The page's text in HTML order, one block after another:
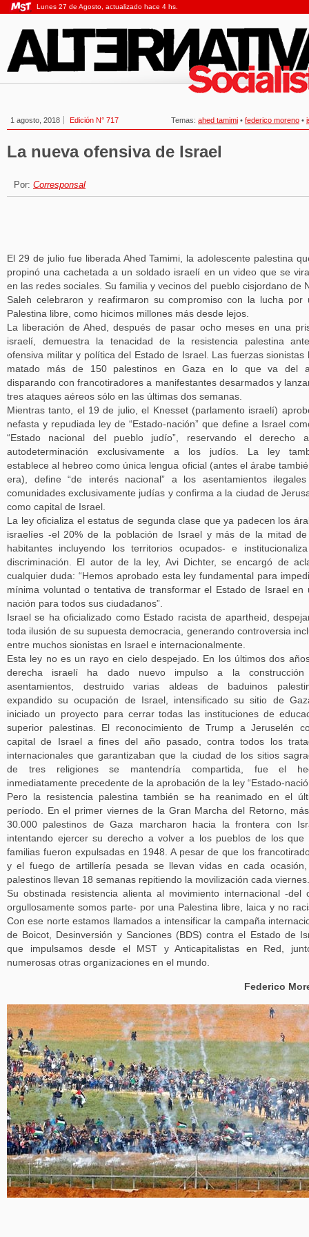
Lunes 27 de Agosto, actualizado hace 4 hs.
1 agosto, 2018 Edición N° 717 Temas: ahed tamimi • federico moreno •
La nueva ofensiva de Israel
Por: Corresponsal
El 29 de julio fue liberada Ahed Tamimi, la adolescente palestina
propinó una cachetada a un soldado israelí en un video que se
en las redes sociales. Su familia y vecinos del pueblo cisjordano de
Saleh celebraron y reafirmaron su compromiso con la lucha por
Palestina libre, como hicimos millones más desde lejos.
La liberación de Ahed, después de pasar ocho meses en una
israelí, demuestra la tenacidad de la resistencia palestina
ofensiva militar y política del Estado de Israel. Las fuerzas sionistas
matado más de 150 palestinos en Gaza en lo que va del
disparando con francotiradores a manifestantes desarmados y
tres ataques aéreos sólo en las últimas dos semanas.
Mientras tanto, el 19 de julio, el Knesset (parlamento israelí)
nefasta y repudiada ley de “Estado-nación” que define a Israel
“Estado nacional del pueblo judío”, reservando el derecho
autodeterminación exclusivamente a los judíos. La ley
establece al hebreo como única lengua oficial (antes el árabe
era), define “de interés nacional” a los asentamientos
comunidades exclusivamente judías y confirma a la ciudad de
como capital de Israel.
La ley oficializa el estatus de segunda clase que ya padecen los
israelíes -el 20% de la población de Israel y más de la mitad
habitantes incluyendo los territorios ocupados- e
discriminación. El autor de la ley, Avi Dichter, se encargó de
cualquier duda: “Hemos aprobado esta ley fundamental para
mínima voluntad o tentativa de transformar el Estado de Israel en
nación para todos sus ciudadanos”.
Israel se ha oficializado como Estado racista de apartheid,
toda ilusión de su supuesta democracia, generando controversia
entre muchos sionistas en Israel e internacionalmente.
Esta ley no es un rayo en cielo despejado. En los últimos dos
derecha israelí ha dado nuevo impulso a la
asentamientos, destruido varias aldeas de baduinos
expandido su ocupación de Israel, intensificado su sitio de
iniciado un proyecto para cerrar todas las instituciones de
superior palestinas. El reconocimiento de Trump a Jeruselén
capital de Israel a fines del año pasado, contra todos los
internacionales que garantizaban que la ciudad de los sitios
de tres religiones se mantendría compartida, fue el
inmediatamente precedente de la aprobación de la ley “Estado-
Pero la resistencia palestina también se ha reanimado en el
período. En el primer viernes de la Gran Marcha del Retorno,
30.000 palestinos de Gaza marcharon hacia la frontera con
intentando ejercer su derecho a volver a los pueblos de los que
familias fueron expulsadas en 1948. A pesar de que los
y el fuego de artillería pesada se llevan vidas en cada
palestinos llevan 18 semanas repitiendo la movilización cada viernes.
Su obstinada resistencia alienta al movimiento internacional -del
orgullosamente somos parte- por una Palestina libre, laica y no
Con ese norte estamos llamados a intensificar la campaña
de Boicot, Desinversión y Sanciones (BDS) contra el Estado de
que impulsamos desde el MST y Anticapitalistas en Red,
numerosas otras organizaciones en el mundo.
Federico